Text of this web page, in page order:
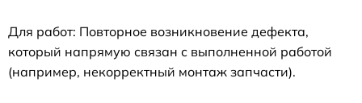
Для работ: Повторное возникновение дефекта,
который напрямую связан с выполненной работой
(например, некорректный монтаж запчасти).